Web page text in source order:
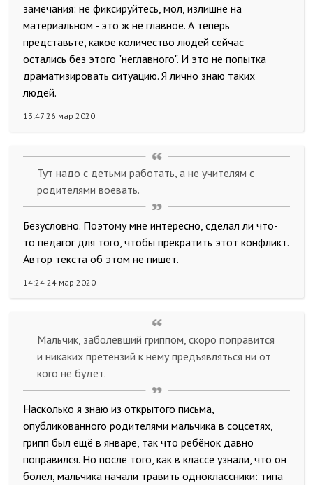
замечания: не фиксируйтесь, мол, излишне на
материальном - это ж не главное. А теперь
представьте, какое количество людей сейчас
остались без этого "неглавного". И это не попытка
драматизировать ситуацию. Я лично знаю таких
людей.
13:47 26 мар 2020
Тут надо с детьми работать, а не учителям с
родителями воевать.
Безусловно. Поэтому мне интересно, сделал ли что-
то педагог для того, чтобы прекратить этот конфликт.
Автор текста об этом не пишет.
14:24 24 мар 2020
Мальчик, заболевший гриппом, скоро поправится
и никаких претензий к нему предъявляться ни от
кого не будет.
Насколько я знаю из открытого письма,
опубликованного родителями мальчика в соцсетях,
грипп был ещё в январе, так что ребёнок давно
поправился. Но после того, как в классе узнали, что он
болел, мальчика начали травить одноклассники: типа